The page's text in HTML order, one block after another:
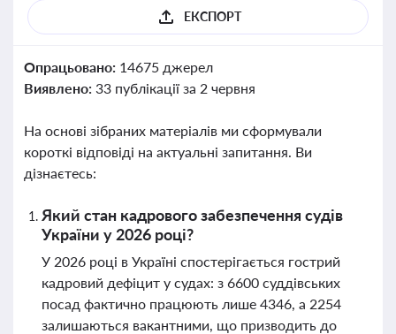
ЕКСПОРТ
Опрацьовано: 14675 джерел
Виявлено: 33 публікації за 2 червня
На основі зібраних матеріалів ми сформували
короткі відповіді на актуальні запитання. Ви
дізнаєтесь:
Який стан кадрового забезпечення судів
України у 2026 році?
У 2026 році в Україні спостерігається гострий
кадровий дефіцит у судах: з 6600 суддівських
посад фактично працюють лише 4346, а 2254
залишаються вакантними, що призводить до